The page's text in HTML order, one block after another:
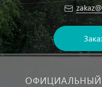
ОФИЦИАЛЬНЫЙ